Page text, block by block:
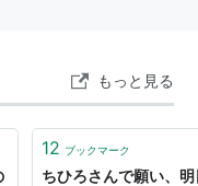
もっと見る
12 ブックマーク
ちひろさんで願い、